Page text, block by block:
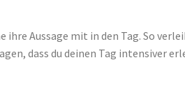
Aussage mit in den Tag. So
dass du deinen Tag intensiver